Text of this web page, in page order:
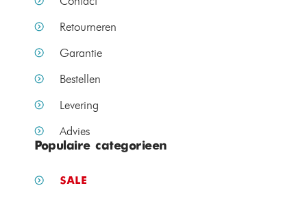
Retourneren
Garantie
Bestellen
Levering
Advies
Populaire categorieen
SALE